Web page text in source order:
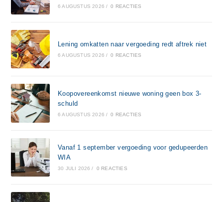
6 AUGUSTUS 2026 / 0 REACTIES
Lening omkatten naar vergoeding redt aftrek niet
6 AUGUSTUS 2026 / 0 REACTIES
Koopovereenkomst nieuwe woning geen box 3-
schuld
6 AUGUSTUS 2026 / 0 REACTIES
Vanaf 1 september vergoeding voor gedupeerden
WIA
30 JULI 2026 / 0 REACTIES